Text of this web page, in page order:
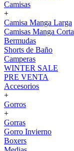
Camisas
+
Camisa Manga Larga
Camisas Manga Corta
Bermudas
Shorts de Baño
Camperas
WINTER SALE
PRE VENTA
Accesorios
+
Gorros
+
Gorras
Gorro Invierno
Boxers